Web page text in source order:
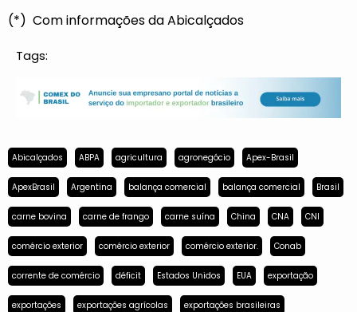
(*) Com informações da Abicalçados
Tags:
Abicalçados ABPA agricultura agronegócio Apex-Brasil
ApexBrasil Argentina balança comercial balança comercial Brasil
carne bovina carne de frango carne suína China CNA CNI
comércio exterior comércio exterior comércio exterior. Conab
corrente de comércio déficit Estados Unidos EUA exportação
exportações exportações agrícolas exportações brasileiras